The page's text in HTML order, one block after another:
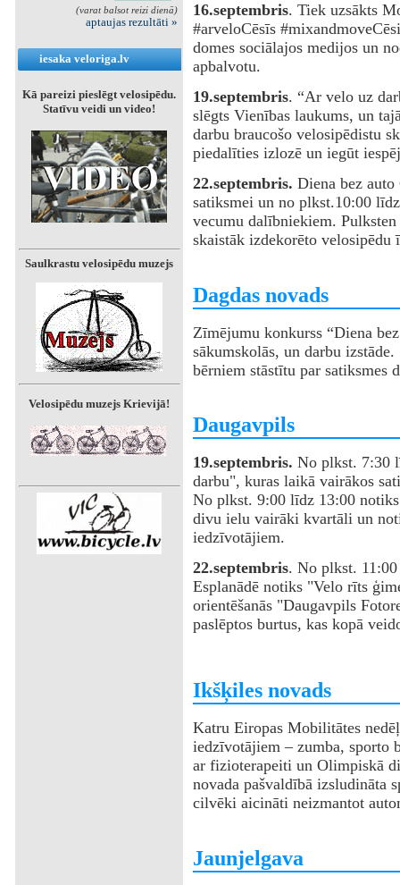
(varat balsot reizi dienā)
aptaujas rezultāti »
iesaka veloriga.lv
Kā pareizi pieslēgt velosipēdu.
Statīvu veidi un video!
Saulkrastu velosipēdu muzejs
Velosipēdu muzejs Krievijā!
16.septembris. Tiek uzsākts
#arveloCēsīs
domes sociālajos medijos un
apbalvotu.
19.septembris. “Ar velo uz
slēgts Vienības laukums, un
darbu braucošo velosipēdistu
piedalīties izlozē un iegūt
22.septembris. Diena bez
satiksmei un no plkst.10:00
vecumu dalībniekiem.
skaistāk izdekorēto
‌‌Dagdas novads
Zīmējumu konkurss “Diena
sākumskolās, un darbu
bērniem stāstītu par satiksmes
‌Daugavpils
19.septembris. No plkst. 7:30
darbu", kuras laikā vairākos
No plkst. 9:00 līdz 13:00
divu ielu vairāki kvartāli un
iedzīvotājiem.
22.septembris. No plkst.
Esplanādē notiks "Velo rīts
orientēšanās "Daugavpils
paslēptos burtus, kas kopā
‌Ikšķiles novads
Katru Eiropas Mobilitātes
iedzīvotājiem – zumba, sporto
ar fizioterapeiti un Olimpiskā
novada pašvaldībā izsludināta
cilvēki aicināti neizmantot
‌Jaunjelgava